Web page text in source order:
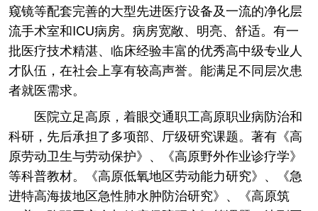
窥镜等配套完善的大型先进医疗设备及一流的净化层
流手术室和ICU病房。病房宽敞、明亮、舒适。有一
批医疗技术精湛、临床经验丰富的优秀高中级专业人
才队伍，在社会上享有较高声誉。能满足不同层次患
者就医需求。
医院立足高原，着眼交通职工高原职业病防治和
科研，先后承担了多项部、厅级研究课题。著有《高
原劳动卫生与劳动保护》、《高原野外作业诊疗学》
等科普教材。《高原低氧地区劳动能力研究》、《急
进特高海拔地区急性肺水肿防治研究》、《高原筑